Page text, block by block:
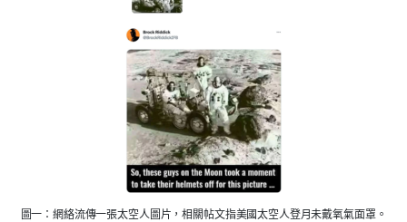
圖一：網絡流傳一張太空人圖片，相關帖文指美國太空人登月未戴氧氣面罩。